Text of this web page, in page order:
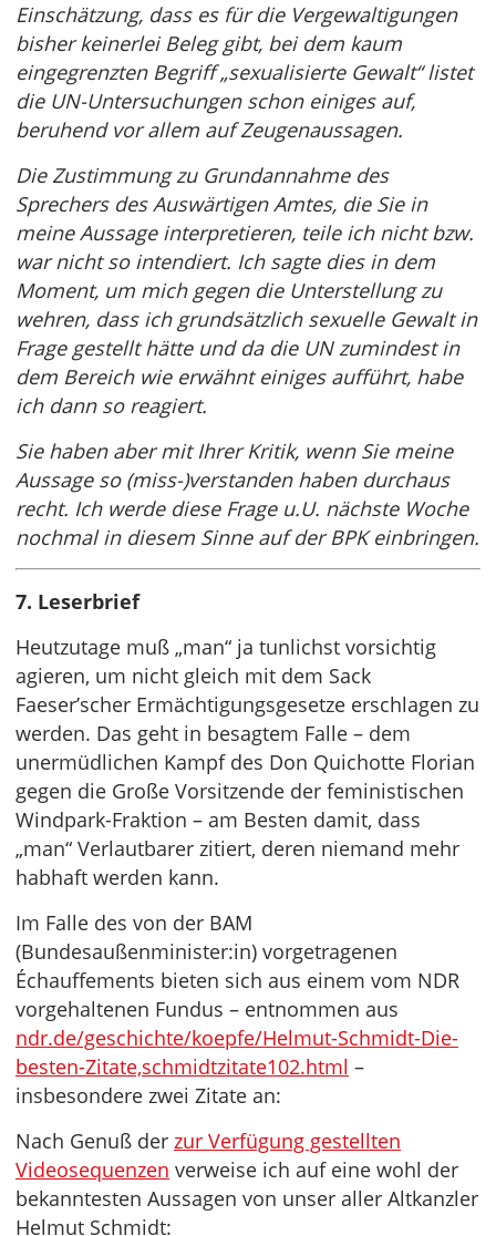
Einschätzung, dass es für die Vergewaltigungen
bisher keinerlei Beleg gibt, bei dem kaum
eingegrenzten Begriff „sexualisierte Gewalt“ listet
die UN-Untersuchungen schon einiges auf,
beruhend vor allem auf Zeugenaussagen.
Die Zustimmung zu Grundannahme des
Sprechers des Auswärtigen Amtes, die Sie in
meine Aussage interpretieren, teile ich nicht bzw.
war nicht so intendiert. Ich sagte dies in dem
Moment, um mich gegen die Unterstellung zu
wehren, dass ich grundsätzlich sexuelle Gewalt in
Frage gestellt hätte und da die UN zumindest in
dem Bereich wie erwähnt einiges aufführt, habe
ich dann so reagiert.
Sie haben aber mit Ihrer Kritik, wenn Sie meine
Aussage so (miss-)verstanden haben durchaus
recht. Ich werde diese Frage u.U. nächste Woche
nochmal in diesem Sinne auf der BPK einbringen.
7. Leserbrief
Heutzutage muß „man“ ja tunlichst vorsichtig
agieren, um nicht gleich mit dem Sack
Faeser’scher Ermächtigungsgesetze erschlagen zu
werden. Das geht in besagtem Falle – dem
unermüdlichen Kampf des Don Quichotte Florian
gegen die Große Vorsitzende der feministischen
Windpark-Fraktion – am Besten damit, dass
„man“ Verlautbarer zitiert, deren niemand mehr
habhaft werden kann.
Im Falle des von der BAM
(Bundesaußenminister:in) vorgetragenen
Échauffements bieten sich aus einem vom NDR
vorgehaltenen Fundus – entnommen aus
ndr.de/geschichte/koepfe/Helmut-Schmidt-Die-
besten-Zitate,schmidtzitate102.html –
insbesondere zwei Zitate an:
Nach Genuß der zur Verfügung gestellten
Videosequenzen verweise ich auf eine wohl der
bekanntesten Aussagen von unser aller Altkanzler
Helmut Schmidt: